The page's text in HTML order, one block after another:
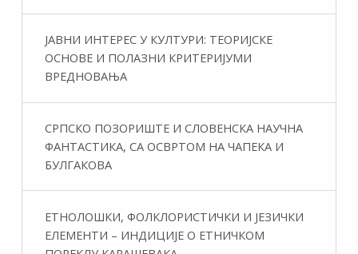
ЈАВНИ ИНТЕРЕС У КУЛТУРИ: ТЕОРИЈСКЕ
ОСНОВЕ И ПОЛАЗНИ КРИТЕРИЈУМИ
ВРЕДНОВАЊА
СРПСКО ПОЗОРИШТЕ И СЛОВЕНСКА НАУЧНА
ФАНТАСТИКA, СА ОСВРТОМ НА ЧАПЕКА И
БУЛГАКОВА
ЕТНОЛОШКИ, ФОЛКЛОРИСТИЧКИ И ЈЕЗИЧКИ
ЕЛЕМЕНТИ – ИНДИЦИЈЕ О ЕТНИЧКОМ